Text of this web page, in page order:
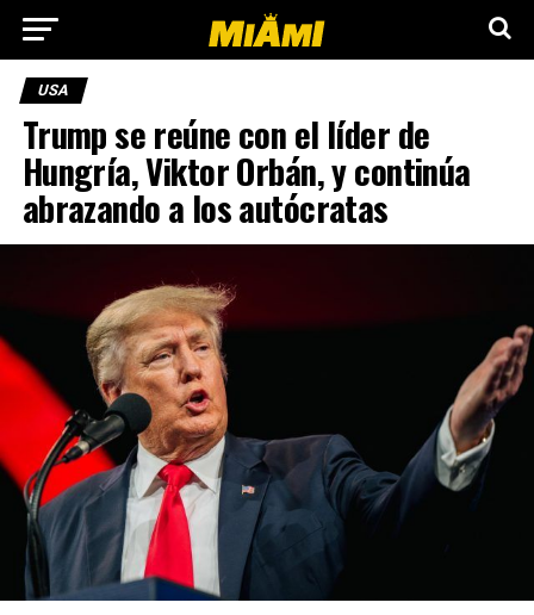
USA
Trump se reúne con el líder de
Hungría, Viktor Orbán, y continúa
abrazando a los autócratas